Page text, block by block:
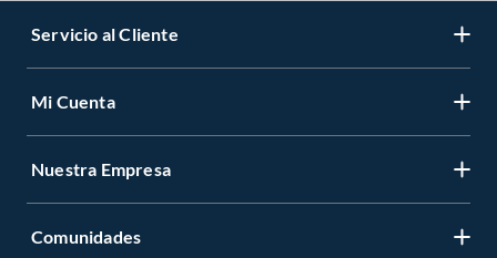
Servicio al Cliente
Mi Cuenta
Nuestra Empresa
Comunidades